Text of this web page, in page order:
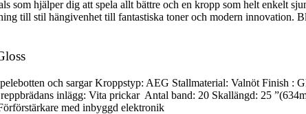
hjälper dig att spela allt bättre och en kropp som helt enkelt
till stil hängivenhet till fantastiska toner och modern innovation.
och sargar Kroppstyp: AEG Stallmaterial: Valnöt Finish :
inlägg: Vita prickar Antal band: 20 Skallängd: 25
med inbyggd elektronik